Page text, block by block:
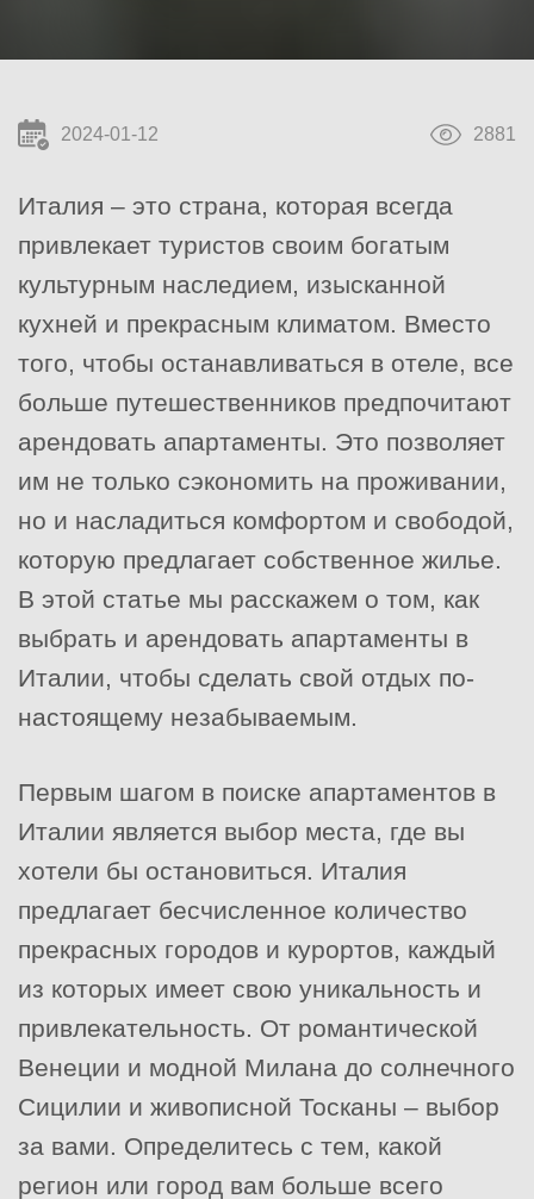
2024-01-12 2881
Италия – это страна, которая всегда
привлекает туристов своим богатым
культурным наследием, изысканной
кухней и прекрасным климатом. Вместо
того, чтобы останавливаться в отеле, все
больше путешественников предпочитают
арендовать апартаменты. Это позволяет
им не только сэкономить на проживании,
но и насладиться комфортом и свободой,
которую предлагает собственное жилье.
В этой статье мы расскажем о том, как
выбрать и арендовать апартаменты в
Италии, чтобы сделать свой отдых по-
настоящему незабываемым.
Первым шагом в поиске апартаментов в
Италии является выбор места, где вы
хотели бы остановиться. Италия
предлагает бесчисленное количество
прекрасных городов и курортов, каждый
из которых имеет свою уникальность и
привлекательность. От романтической
Венеции и модной Милана до солнечного
Сицилии и живописной Тосканы – выбор
за вами. Определитесь с тем, какой
регион или город вам больше всего